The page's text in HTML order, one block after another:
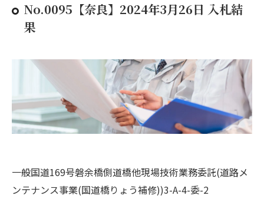
No.0095【奈良】2024年3月26日 入札結
果
一般国道169号磐余橋側道橋他現場技術業務委託(道路メ
ンテナンス事業(国道橋りょう補修))3-A-4-委-2